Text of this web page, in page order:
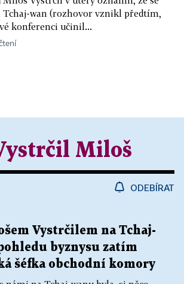
Tchaj­-wan (rozhovor vznikl předtím,
konferenci učinil...
Miloš
ODEBÍRAT
Vystrčilem na Tchaj-
byznysu zatím
šéfka obchodní komory